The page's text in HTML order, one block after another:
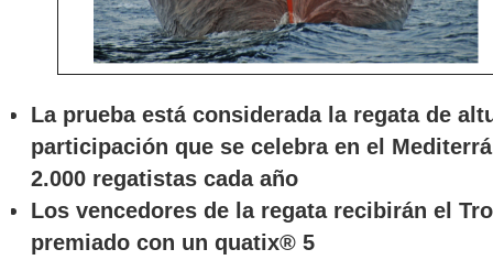
La prueba está considerada la regata de
participación que se celebra en el
2.000 regatistas cada año
Los vencedores de la regata recibirán el
premiado con un quatix® 5